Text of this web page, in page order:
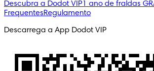
Descubra a Dodot VIP1 ano de fraldas
FrequentesRegulamento
Descarrega a App Dodot VIP